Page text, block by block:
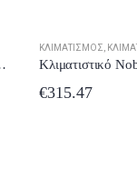
Ιονιστή + δώρο το ετήσιο service
ΚΛΙΜΑΤΙΣΜΌΣ
€1,119.83